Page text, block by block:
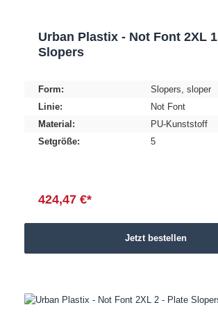
Urban Plastix - Not Font 2XL
Slopers
Form: Slopers, sloper
Linie:
Not Font
Material:
PU-Kunststoff
Setgröße:
5
424,47 €*
Jetzt bestellen